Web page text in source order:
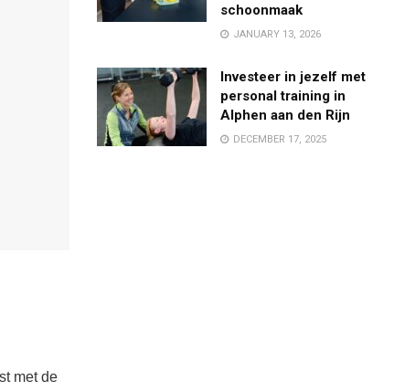
met de
schoonmaak
JANUARY 13, 2026
Investeer in jezelf met
personal training in
Alphen aan den Rijn
DECEMBER 17, 2025